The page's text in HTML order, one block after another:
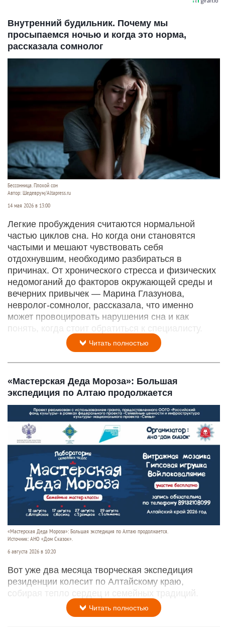
Внутренний будильник. Почему мы
просыпаемся ночью и когда это норма,
рассказала сомнолог
Бессонница. Плохой сон
Автор: Шедеврум/Altapress.ru
14 мая 2026 в 13:00
Легкие пробуждения считаются нормальной
частью циклов сна. Но когда они становятся
частыми и мешают чувствовать себя
отдохнувшим, необходимо разбираться в
причинах. От хронического стресса и физических
недомоганий до факторов окружающей среды и
вечерних привычек — Марина Глазунова,
невролог-сомнолог, рассказала, что именно
может провоцировать нарушения сна и как
понять, когда стоит обратиться к специалисту.
Читать полностью
«Мастерская Деда Мороза»: Большая
экспедиция по Алтаю продолжается
«Мастерская Деда Мороза»: Большая экспедиция по Алтаю продолжается.
Источник: АНО «Дом Сказок».
6 августа 2026 в 10:20
Вот уже два месяца творческая экспедиция
резиденции колесит по Алтайскому краю,
собирая тепло сердец и семейных традиций.
Читать полностью